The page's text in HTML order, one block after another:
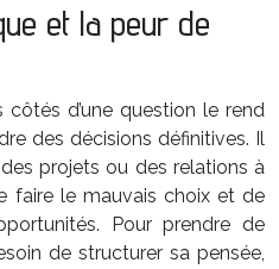
et la peur de
d’une question le rend
des décisions définitives. Il
projets ou des relations à
faire le mauvais choix et de
Pour prendre de
de structurer sa pensée,